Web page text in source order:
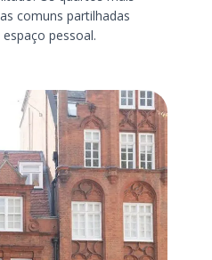
comuns partilhadas
pessoal.